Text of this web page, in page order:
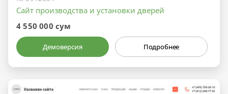
Сайт производства и установки дверей
4 550 000 сум
Демоверсия Подробнее